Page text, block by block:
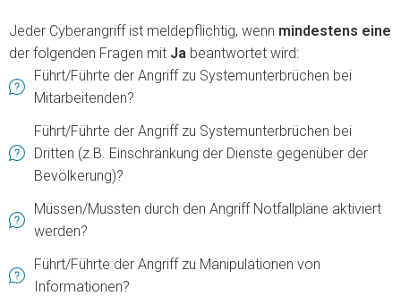
Jeder Cyberangriff ist meldepflichtig, wenn mindestens eine
der folgenden Fragen mit Ja beantwortet wird:
Führt/Führte der Angriff zu Systemunterbrüchen bei
Mitarbeitenden?
Führt/Führte der Angriff zu Systemunterbrüchen bei
Dritten (z.B. Einschränkung der Dienste gegenüber der
Bevölkerung)?
Müssen/Mussten durch den Angriff Notfallpläne aktiviert
werden?
Führt/Führte der Angriff zu Manipulationen von
Informationen?